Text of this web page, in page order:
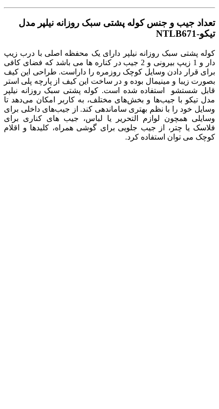
تعداد جیب و جنس کوله پشتی سبک روزانه نیلپر مدل
تیکو-NTLB671
کوله پشتی سبک روزانه نیلپر دارای یک محفظه اصلی با درب زیپ
دار و 1 زیپ بیرونی و 2 جیب در کناره ها می باشد که فضای کافی
برای قرار دادن وسایل کوچک روزمره را داراست. طراحی این کیف
بصورت زیبا و مینیمال بوده و در ساخت این کیف از پارچه پلی استر
قابل شستشو استفاده شده است. کوله پشتی سبک روزانه نیلپر
مدل تیکو با جیب‌ها و بخش‌های مختلف، به کاربر امکان می‌دهد تا
وسایل خود را با نظم بهتری ساماندهی کند. از جیب‌های داخلی برای
وسایلی همچون لوازم التحریر یا لباس، جیب های کناری برای
فلاسک یا چتر، از جیب‌ جلویی برای گوشی همراه، کلیدها و اقلام
کوچک می توان استفاده کرد.